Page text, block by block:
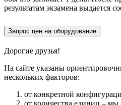
результатам экзамена выдается
Запрос цен на оборудование
Дорогие друзья!
На сайте указаны
нескольких факторов:
от конкретной